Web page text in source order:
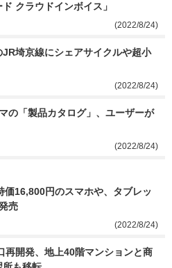
クラウドインボイス」
(2022/8/24)
JR埼京線にシェアサイクルや超小
(2022/8/24)
の「製品カタログ」、ユーザーが
(2022/8/24)
価16,800円のスマホや、タブレッ
売
(2022/8/24)
再開発、地上40階マンションと商